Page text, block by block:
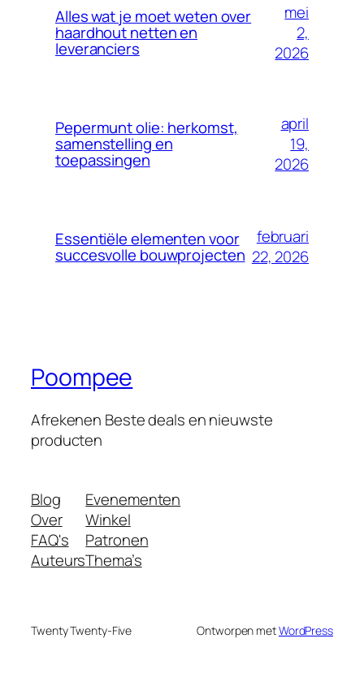
Alles wat je moet weten over
haardhout netten en
leveranciers
mei
2,
2026
Pepermunt olie: herkomst,
samenstelling en
toepassingen
april
19,
2026
Essentiële elementen voor
succesvolle bouwprojecten
februari
22, 2026
Poompee
Afrekenen Beste deals en nieuwste
producten
Blog
Over
FAQ's
Auteurs
Evenementen
Winkel
Patronen
Thema’s
Twenty Twenty-Five Ontworpen metWordPress